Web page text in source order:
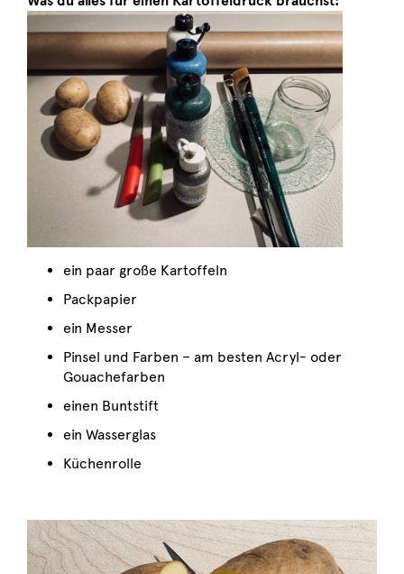
ein paar große Kartoffeln
Packpapier
ein Messer
Pinsel und Farben – am besten Acryl- oder
Gouachefarben
einen Buntstift
ein Wasserglas
Küchenrolle